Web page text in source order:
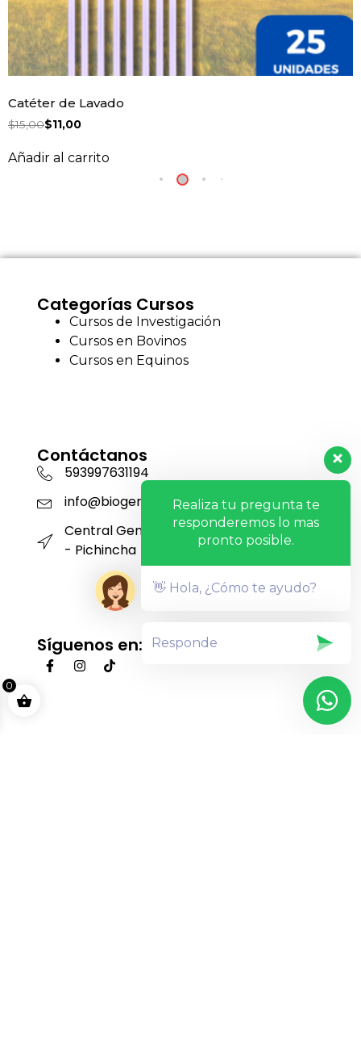
Catéter de Lavado
$15,00$11,00
Añadir al carrito
Categorías Cursos
Cursos de Investigación
Cursos en Bovinos
Cursos en Equinos
Contáctanos
593997631194
info@biogensa.com.ec
Central Genética San Carlos - Machachi
- Pichincha
Síguenos en:
0
Realiza tu pregunta te
responderemos lo mas
pronto posible.
👋 Hola, ¿Cómo te ayudo?